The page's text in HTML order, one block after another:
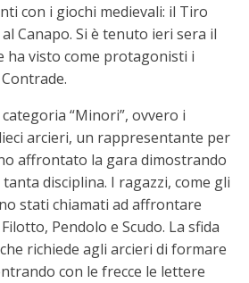
con i giochi medievali: il Tiro
Canapo. Si è tenuto ieri sera il
ha visto come protagonisti i
“Minori”, ovvero i
arcieri, un rappresentante per
affrontato la gara dimostrando
disciplina. I ragazzi, come gli
stati chiamati ad affrontare
Pendolo e Scudo. La sfida
richiede agli arcieri di formare
con le frecce le lettere